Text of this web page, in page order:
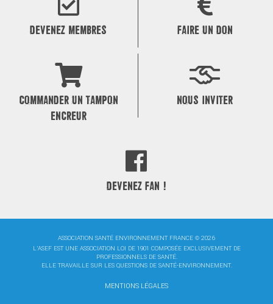
DEVENEZ MEMBRES FAIRE UN DON
COMMANDER UN TAMPON
ENCREUR
NOUS INVITER
DEVENEZ FAN !
ASSOCIATION SANTÉ ENVIRONNEMENT FRANCE © 2026
L'ASEF EST UNE ASSOCIATION LOI DE 1901 COMPOSÉE EXCLUSIVEMENT DE
PROFESSIONNELS DE SANTÉ.
ELLE TRAVAILLE SUR LES QUESTIONS DE SANTÉ-ENVIRONNEMENT.
MENTIONS LÉGALES